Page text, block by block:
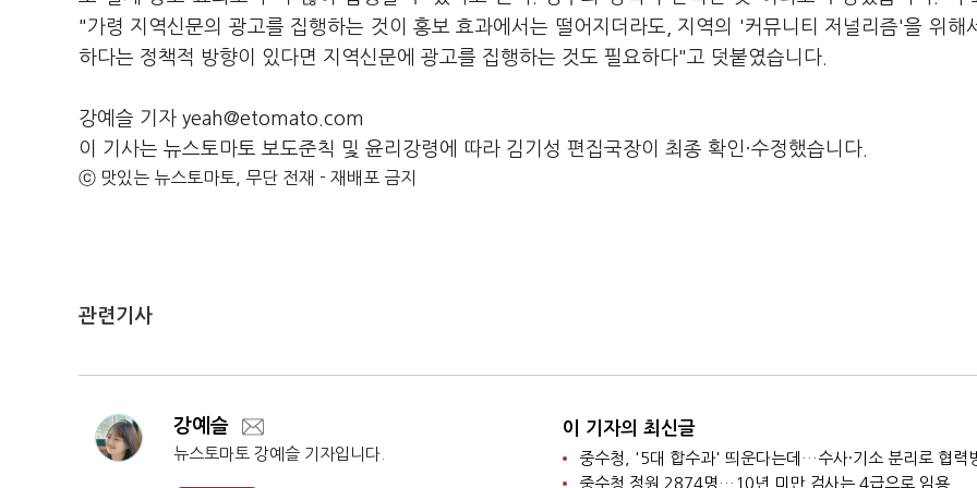
"가령 지역신문의 광고를 집행하는 것이 홍보 효과에서는 떨어지더라도, 지역의 '커뮤니티 저널리즘'을 위해
하다는 정책적 방향이 있다면 지역신문에 광고를 집행하는 것도 필요하다"고 덧붙였습니다.
강예슬 기자 yeah@etomato.com
이 기사는 뉴스토마토 보도준칙 및 윤리강령에 따라 김기성 편집국장이 최종 확인·수정했습니다.
ⓒ 맛있는 뉴스토마토, 무단 전재 - 재배포 금지
관련기사
강예슬
뉴스토마토 강예슬 기자입니다.
이 기자의 최신글
중수청 정원 2874명…10년 미만 검사는 4급으로 임용